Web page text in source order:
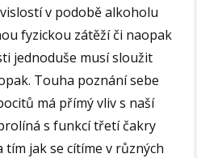
v podobě alkoholu
fyzickou zátěží či naopak
jednoduše musí sloužit
Touha poznání sebe
má přímý vliv s naší
s funkcí třetí čakry
tím jak se cítíme v různých